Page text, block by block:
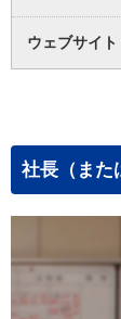
ウェブサイト
社長（また